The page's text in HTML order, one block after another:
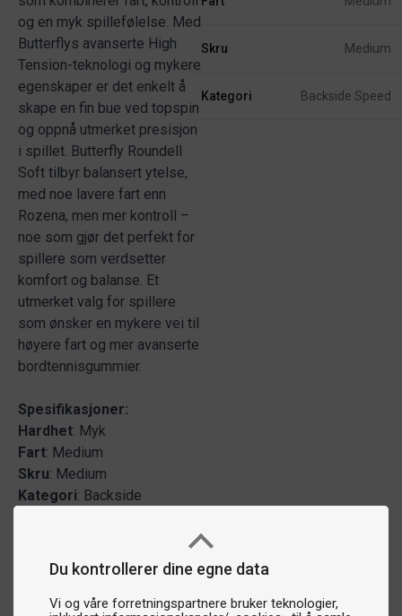
Du kontrollerer dine egne data
Vi og våre forretningspartnere bruker teknologier,
og en myk spillefølelse. Med
Butterflys avanserte High
Tension-teknologi og mykere
egenskaper er det enkelt å
skape en fin bue ved topspin
og oppnå utmerket presisjon
i spillet. Butterfly Roundell
Soft tilbyr balansert ytelse,
med noe lavere fart enn
Rozena, men mer kontroll –
noe som gjør det perfekt for
spillere som verdsetter
komfort og balanse. Et
utmerket valg for spillere
som ønsker en mykere vei til
høyere fart og mer avanserte
bordtennisgummier.
Spesifikasjoner:
Hardhet: Myk
Fart: Medium
Skru: Medium
Kategori: Backside
Skru Medium
Kategori Backside Speed